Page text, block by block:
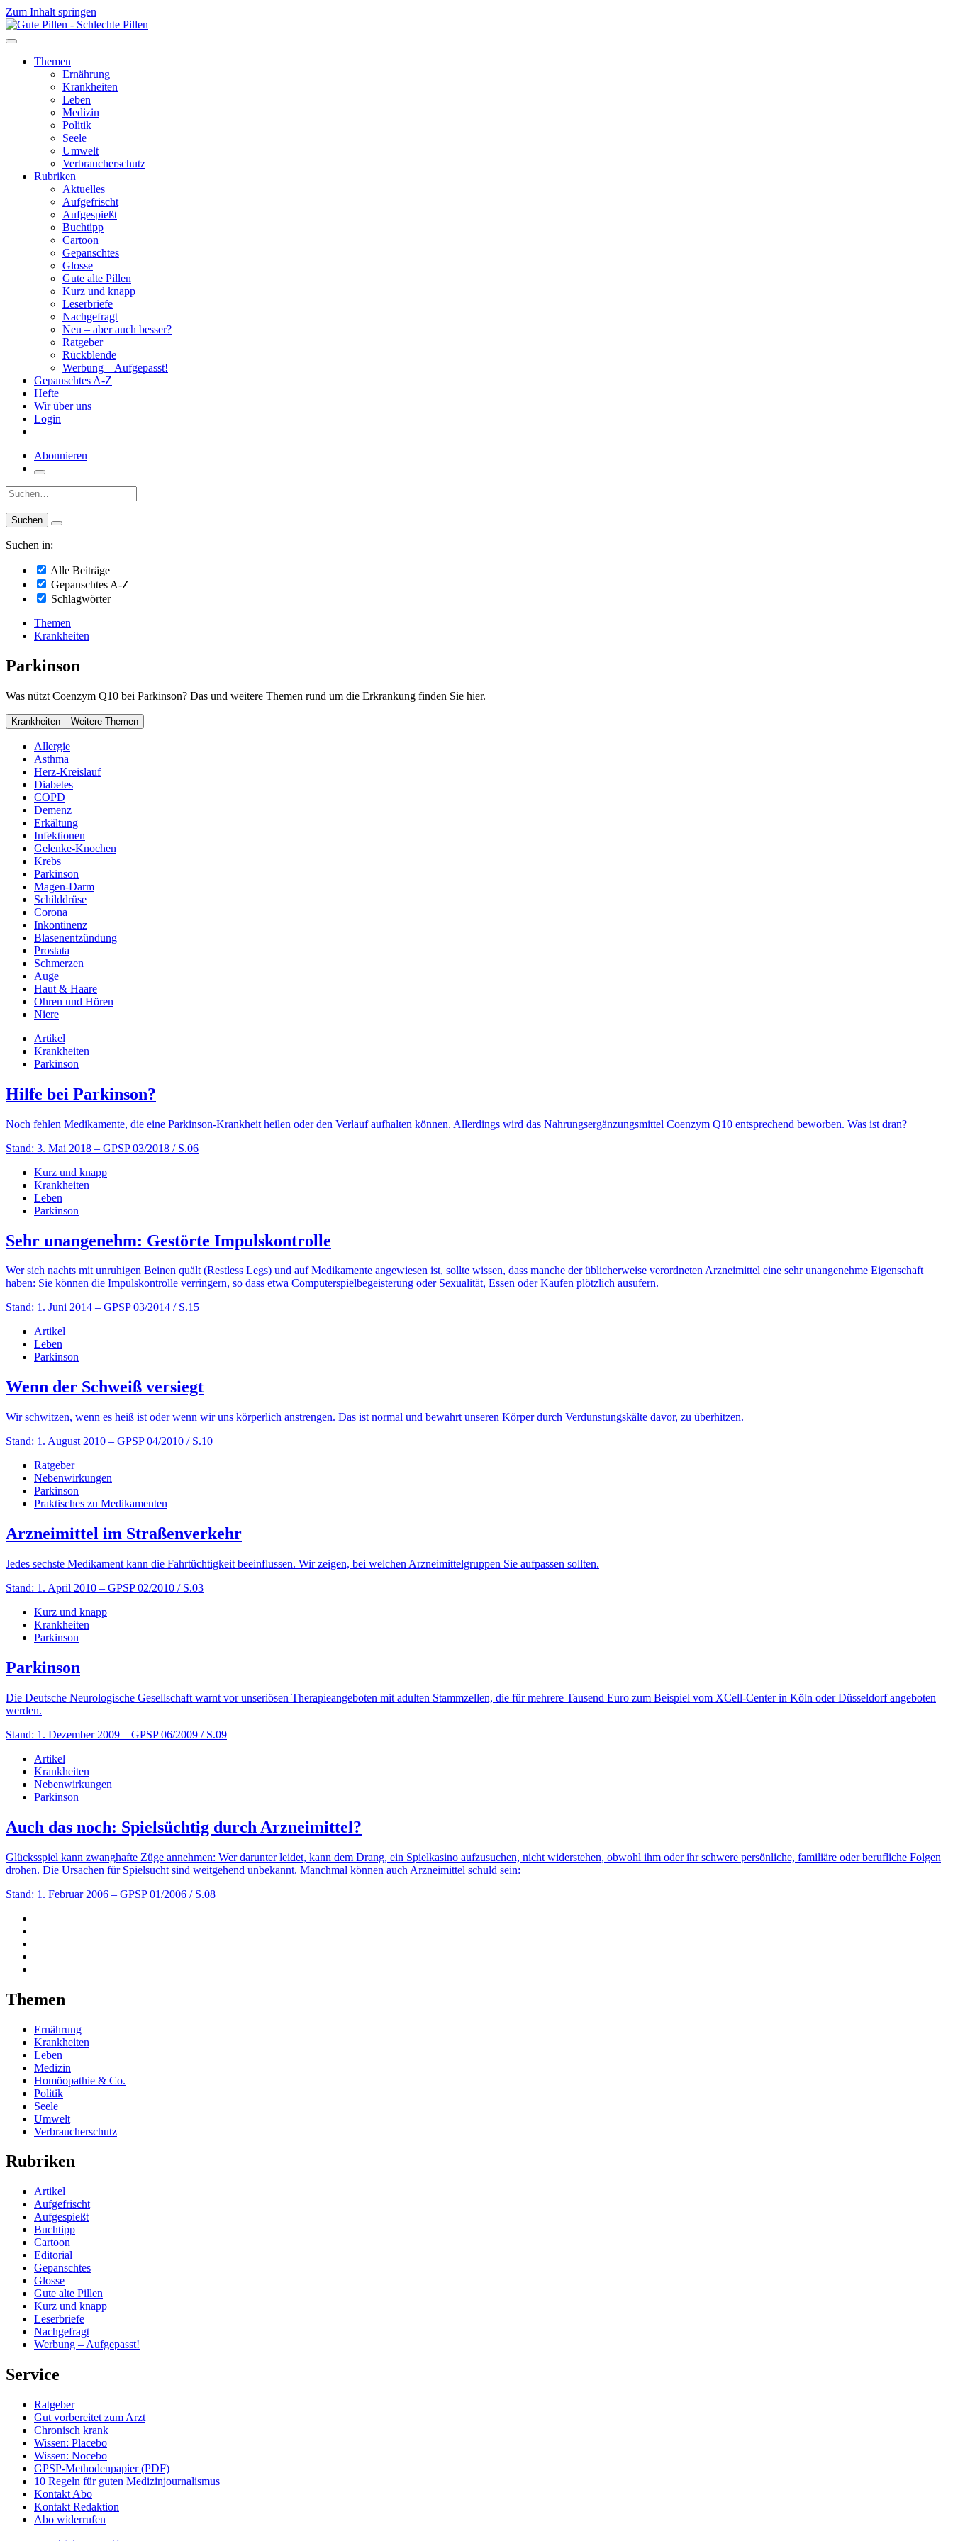
Zum Inhalt springen
Themen
Ernährung
Krankheiten
Leben
Medizin
Politik
Seele
Umwelt
Verbraucherschutz
Rubriken
Aktuelles
Aufgefrischt
Aufgespießt
Buchtipp
Cartoon
Gepanschtes
Glosse
Gute alte Pillen
Kurz und knapp
Leserbriefe
Nachgefragt
Neu – aber auch besser?
Ratgeber
Rückblende
Werbung – Aufgepasst!
Gepanschtes A-Z
Hefte
Wir über uns
Login
Abonnieren
Suche:
Suchen in:
Alle Beiträge
Gepanschtes A-Z
Schlagwörter
Themen
Krankheiten
Parkinson
Was nützt Coenzym Q10 bei Parkinson? Das und weitere Themen rund um die Erkrankung finden Sie hier.
Krankheiten – Weitere Themen
Allergie
Asthma
Herz-Kreislauf
Diabetes
COPD
Demenz
Erkältung
Infektionen
Gelenke-Knochen
Krebs
Parkinson
Magen-Darm
Schilddrüse
Corona
Inkontinenz
Blasenentzündung
Prostata
Schmerzen
Auge
Haut & Haare
Ohren und Hören
Niere
Artikel
Krankheiten
Parkinson
Hilfe bei Parkinson?
Noch fehlen Medikamente, die eine Parkinson-Krankheit heilen oder den Verlauf aufhalten können. Allerdings wird das Nahrungsergänzungsmittel Coenzym Q10 entsprechend beworben. Was ist dran?
Stand: 3. Mai 2018 – GPSP 03/2018 / S.06
Kurz und knapp
Krankheiten
Leben
Parkinson
Sehr unangenehm: Gestörte Impulskontrolle
Wer sich nachts mit unruhigen Beinen quält (Restless Legs) und auf Medikamente angewiesen ist, sollte wissen, dass manche der üblicherweise verordneten Arzneimittel eine sehr unangenehme Eigenschaft
haben: Sie können die Impulskontrolle verringern, so dass etwa Computerspielbegeisterung oder Sexualität, Essen oder Kaufen plötzlich ausufern.
Stand: 1. Juni 2014 – GPSP 03/2014 / S.15
Artikel
Leben
Parkinson
Wenn der Schweiß versiegt
Wir schwitzen, wenn es heiß ist oder wenn wir uns körperlich anstrengen. Das ist normal und bewahrt unseren Körper durch Verdunstungskälte davor, zu überhitzen.
Stand: 1. August 2010 – GPSP 04/2010 / S.10
Ratgeber
Nebenwirkungen
Parkinson
Praktisches zu Medikamenten
Arzneimittel im Straßenverkehr
Jedes sechste Medikament kann die Fahrtüchtigkeit beeinflussen. Wir zeigen, bei welchen Arzneimittelgruppen Sie aufpassen sollten.
Stand: 1. April 2010 – GPSP 02/2010 / S.03
Kurz und knapp
Krankheiten
Parkinson
Parkinson
Die Deutsche Neurologische Gesellschaft warnt vor unseriösen Therapieangeboten mit adulten Stammzellen, die für mehrere Tausend Euro zum Beispiel vom XCell-Center in Köln oder Düsseldorf angeboten
werden.
Stand: 1. Dezember 2009 – GPSP 06/2009 / S.09
Artikel
Krankheiten
Nebenwirkungen
Parkinson
Auch das noch: Spielsüchtig durch Arzneimittel?
Glücksspiel kann zwanghafte Züge annehmen: Wer darunter leidet, kann dem Drang, ein Spielkasino aufzusuchen, nicht widerstehen, obwohl ihm oder ihr schwere persönliche, familiäre oder berufliche Folgen
drohen. Die Ursachen für Spielsucht sind weitgehend unbekannt. Manchmal können auch Arzneimittel schuld sein:
Stand: 1. Februar 2006 – GPSP 01/2006 / S.08
Themen
Ernährung
Krankheiten
Leben
Medizin
Homöopathie & Co.
Politik
Seele
Umwelt
Verbraucherschutz
Rubriken
Artikel
Aufgefrischt
Aufgespießt
Buchtipp
Cartoon
Editorial
Gepanschtes
Glosse
Gute alte Pillen
Kurz und knapp
Leserbriefe
Nachgefragt
Werbung – Aufgepasst!
Service
Ratgeber
Gut vorbereitet zum Arzt
Chronisch krank
Wissen: Placebo
Wissen: Nocebo
GPSP-Methodenpapier (PDF)
10 Regeln für guten Medizinjournalismus
Kontakt Abo
Kontakt Redaktion
Abo widerrufen